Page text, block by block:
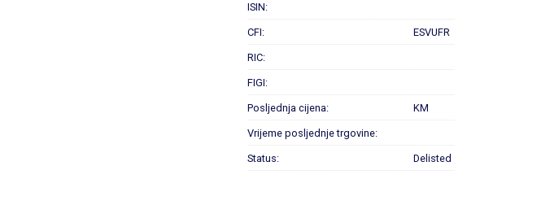
ISIN:
CFI: ESVUFR
RIC:
FIGI:
Posljednja cijena: KM
Vrijeme posljednje trgovine:
Status: Delisted